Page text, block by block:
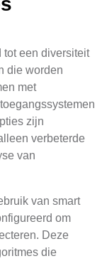
tot een diversiteit
die worden
met
zijn
verbeterde
van
van smart
om
Deze
die